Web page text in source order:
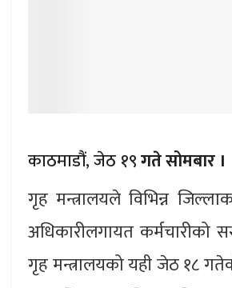
काठमाडौं, जेठ १९गते सोमबार ।
गृह मन्त्रालयले विभिन्न
अधिकारीलगायत कर्मचारीको
गृह मन्त्रालयको यही जेठ १८